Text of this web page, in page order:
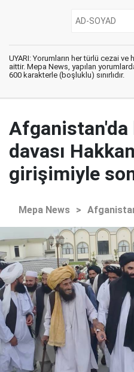
UYARI: Yorumların her türlü cezai
aittir. Mepa News, yapılan
600 karakterle (boşluklu) sınırlıdır.
Afganistan'da
davası
girişimiyle
Mepa News >